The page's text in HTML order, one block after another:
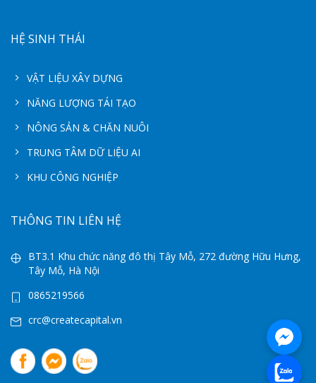
HỆ SINH THÁI
VẬT LIỆU XÂY DỰNG
NĂNG LƯỢNG TÁI TẠO
NÔNG SẢN & CHĂN NUÔI
TRUNG TÂM DỮ LIỆU AI
KHU CÔNG NGHIỆP
THÔNG TIN LIÊN HỆ
BT3.1 Khu chức năng đô thị Tây Mỗ, 272 đường Hữu Hưng,
Tây Mỗ, Hà Nội
0865219566
crc@createcapital.vn